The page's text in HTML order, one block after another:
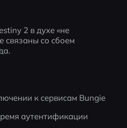
2 в духе «не
связаны со сбоем
к сервисам Bungie
аутентификации